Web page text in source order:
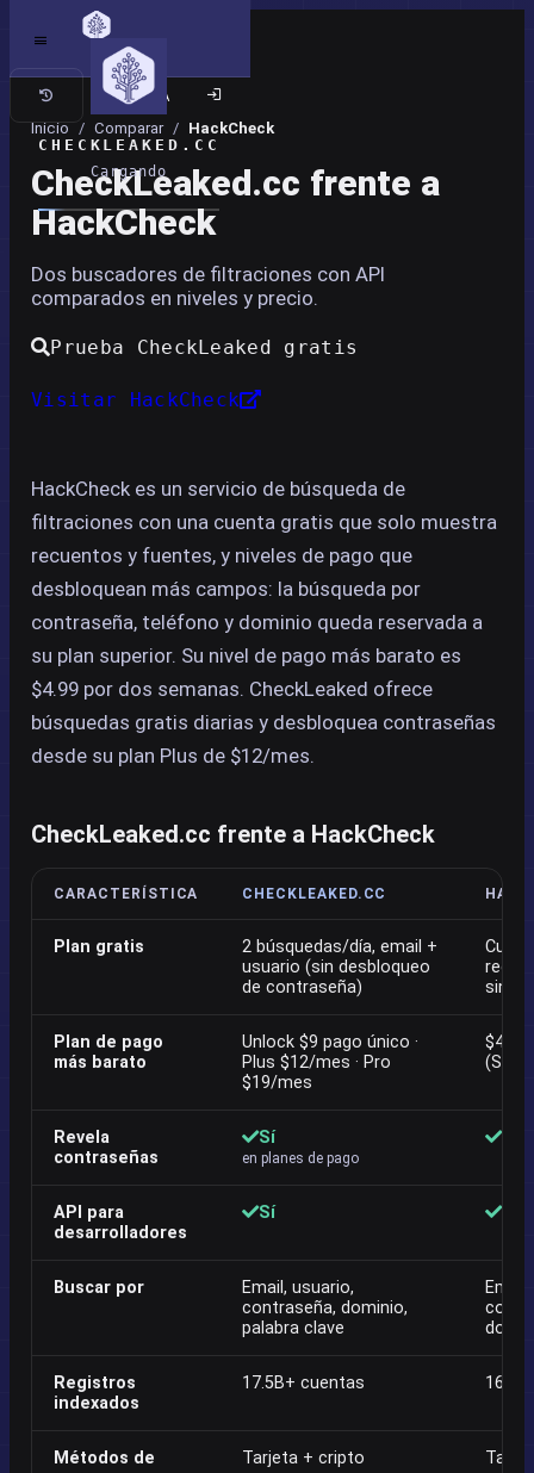
CHECKLEAKED.CC
Cargando
Sitio clásico
Inicio / Comparar / HackCheck
CheckLeaked.cc frente a
HackCheck
Dos buscadores de filtraciones con API
comparados en niveles y precio.
Prueba CheckLeaked gratis
Visitar HackCheck
HackCheck es un servicio de búsqueda de
filtraciones con una cuenta gratis que solo muestra
recuentos y fuentes, y niveles de pago que
desbloquean más campos: la búsqueda por
contraseña, teléfono y dominio queda reservada a
su plan superior. Su nivel de pago más barato es
$4.99 por dos semanas. CheckLeaked ofrece
búsquedas gratis diarias y desbloquea contraseñas
desde su plan Plus de $12/mes.
CheckLeaked.cc frente a HackCheck
CARACTERÍSTICA CHECKLEAKED.CC
Plan gratis
2 búsquedas/día, email +
usuario (sin desbloqueo
de contraseña)
sin
Plan de pago
más barato
Unlock $9 pago único ·
Plus $12/mes · Pro
$19/mes
$4.99
Revela
contraseñas
Sí
en planes de pago
API para
desarrolladores
Sí
Buscar por
Email, usuario,
contraseña, dominio,
palabra clave
Registros
indexados
17.5B+ cuentas 16B+
Métodos de
Tarjeta + cripto